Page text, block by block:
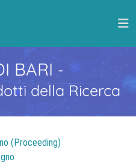
BARI -
della Ricerca
(Proceeding)